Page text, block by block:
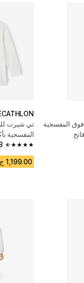
البنفسجية
تي شيرت
بطبعةSAVANNAH
4.8 out of 5 stars from 1479 reviews
1,199.00 ج.م